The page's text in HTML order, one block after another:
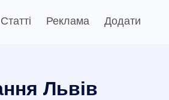
Статті Реклама Додати
Львів